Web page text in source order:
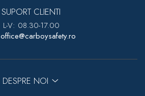
SUPORT CLIENTI
L-V: 08.30-17.00
office@carboysafety.ro
DESPRE NOI